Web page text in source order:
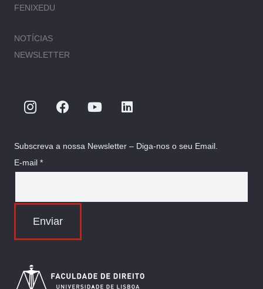
FENIXEDU
NOTÍCIAS
NEWSLETTER
Subscreva a nossa Newsletter – Diga-nos o seu Email.
E-mail *